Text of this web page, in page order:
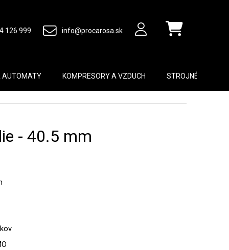
126 999 info@procarosa.sk Nákupný košík
AUTOMATY KOMPRESORY A VZDUCH STROJNÉ
- 40.5 mm